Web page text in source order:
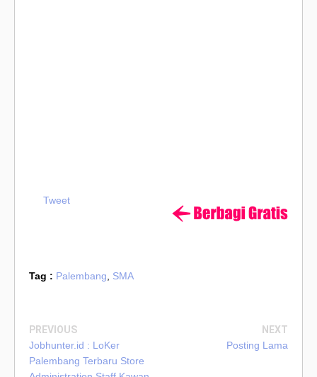
Tweet
Tag : Palembang SMA
PREVIOUS
Jobhunter.id : LoKer
Palembang Terbaru Store
NEXT
Posting Lama